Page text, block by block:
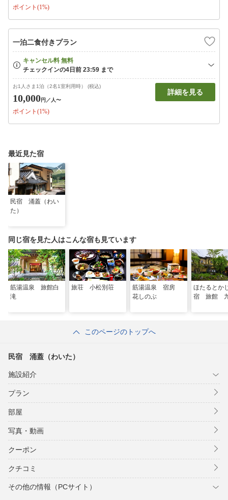
ポイント(1%)
一泊二食付きプラン
お1人さま1泊（2名1室利用時） (税込)
10,000円 ／人〜
ポイント(1%)
詳細を見る
最近見た宿
民宿 涌蓋（わい
た）
同じ宿を見た人はこんな宿も見ています
筋湯温泉 旅館白
滝
旅荘 小松別荘
筋湯温泉 宿房
花しのぶ
ほたるとか
宿 旅館
このページのトップへ
民宿 涌蓋（わいた）
施設紹介
プラン
部屋
写真・動画
クーポン
クチコミ
その他の情報（PCサイト）